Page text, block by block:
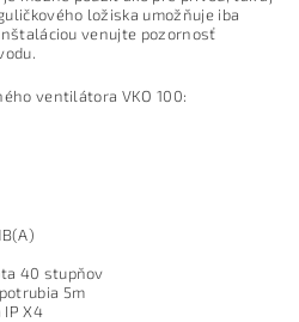
ložiska umožňuje iba
venujte pozornosť
ventilátora VKO 100:
40 stupňov
5m
X4